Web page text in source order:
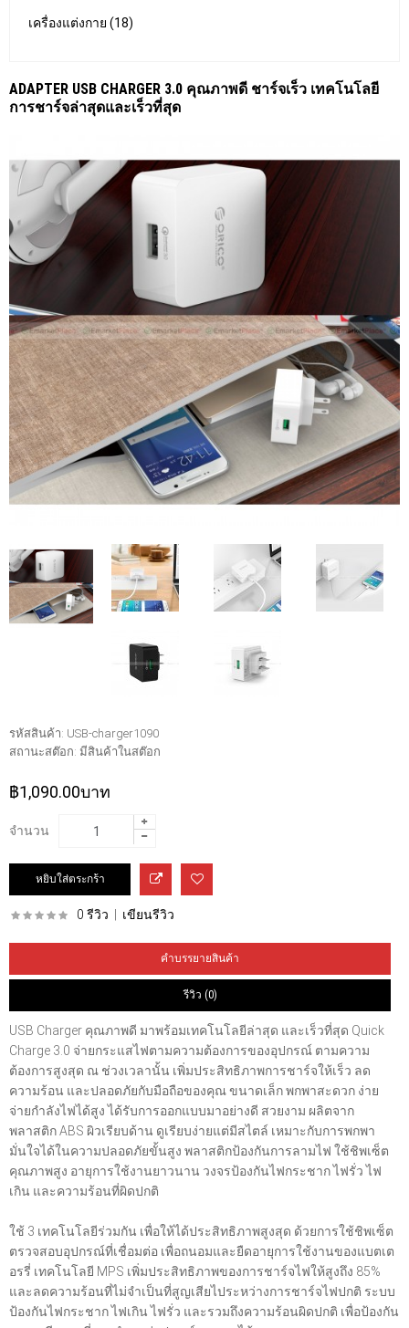
เครื่องแต่งกาย (18)
ADAPTER USB CHARGER 3.0 คุณภาพดี ชาร์จเร็ว เทคโนโลยี
การชาร์จล่าสุดและเร็วที่สุด
รหัสสินค้า: USB-charger1090
สถานะสต๊อก: มีสินค้าในสต๊อก
฿1,090.00บาท
จำนวน
0 รีวิว เขียนรีวิว
คำบรรยายสินค้า
รีวิว (0)
USB Charger คุณภาพดี มาพร้อมเทคโนโลยีล่าสุด และเร็วที่สุด Quick
Charge 3.0 จ่ายกระแสไฟตามความต้องการของอุปกรณ์ ตามความ
ต้องการสูงสุด ณ ช่วงเวลานั้น เพิ่มประสิทธิภาพการชาร์จให้เร็ว ลด
ความร้อน และปลอดภัยกับมือถือของคุณ ขนาดเล็ก พกพาสะดวก ง่าย
จ่ายกำลังไฟได้สูง ได้รับการออกแบบมาอย่างดี สวยงาม ผลิตจาก
พลาสติก ABS ผิวเรียบด้าน ดูเรียบง่ายแต่มีสไตล์ เหมาะกับการพกพา
มั่นใจได้ในความปลอดภัยขั้นสูง พลาสติกป้องกันการลามไฟ ใช้ชิพเซ็ต
คุณภาพสูง อายุการใช้งานยาวนาน วงจรป้องกันไฟกระชาก ไฟรั่ว ไฟ
เกิน และความร้อนที่ผิดปกติ
ใช้ 3 เทคโนโลยีร่วมกัน เพื่อให้ได้ประสิทธิภาพสูงสุด ด้วยการใช้ชิพเซ็ต
ตรวจสอบอุปกรณ์ที่เชื่อมต่อ เพื่อถนอมและยืดอายุการใช้งานของแบตเต
อรรี่ เทคโนโลยี MPS เพิ่มประสิทธิภาพของการชาร์จไฟให้สูงถึง 85%
และลดความร้อนที่ไม่จำเป็นที่สูญเสียไประหว่างการชาร์จไฟปกติ ระบบ
ป้องกันไฟกระชาก ไฟเกิน ไฟรั่ว และรวมถึงความร้อนผิดปกติ เพื่อป้องกัน